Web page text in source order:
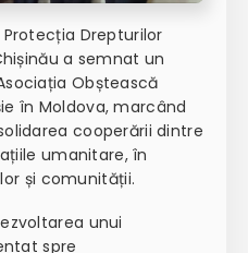
Drepturilor
a semnat un
Obștească
în Moldova, marcând
cooperării dintre
umanitare, în
și comunității.
unui
spre